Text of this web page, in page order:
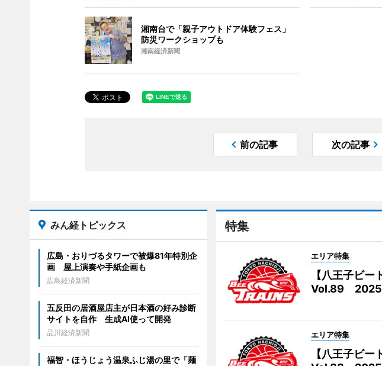
湘南台で「親子アウトドア体験フェス」
防災ワークショップも
湘南経済新聞
前の記事 次の記事
特集
エリア特集
【八王子ビ
Vol.89 2025
エリア特集
【八王子ビ
みん経トピックス
広島・おりづるタワーで被爆81年特別企
画 屋上演奏や手紙企画も
広島経済新聞
五反田の居酒屋店主が日本酒の好み診断
サイトを自作 生成AI使って開発
品川経済新聞
福智・ほうじょう温泉ふじ湯の里で「麺